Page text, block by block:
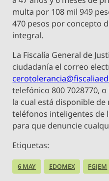
multa por 108 mil 949
470 pesos por concepto
integral.
La Fiscalía General de
ciudadanía el correo
telefónico 800 7028770,
la cual está disponible
teléfonos inteligentes de
para que denuncie
Etiquetas:
6 MAY EDOMEX FGJEM